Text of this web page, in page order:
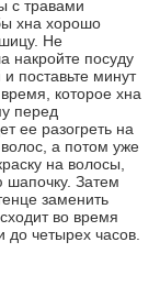
с травами
хна хорошо
Не
накройте посуду
поставьте минут
которое хна
перед
ее разогреть на
а потом уже
на волосы,
шапочку. Затем
заменить
во время
до четырех часов.